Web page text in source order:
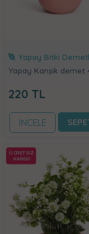
Yapay Bitki
Yapay Karışık demet
220 TL
İNCELE
ÜCRETSİZ
KARGO